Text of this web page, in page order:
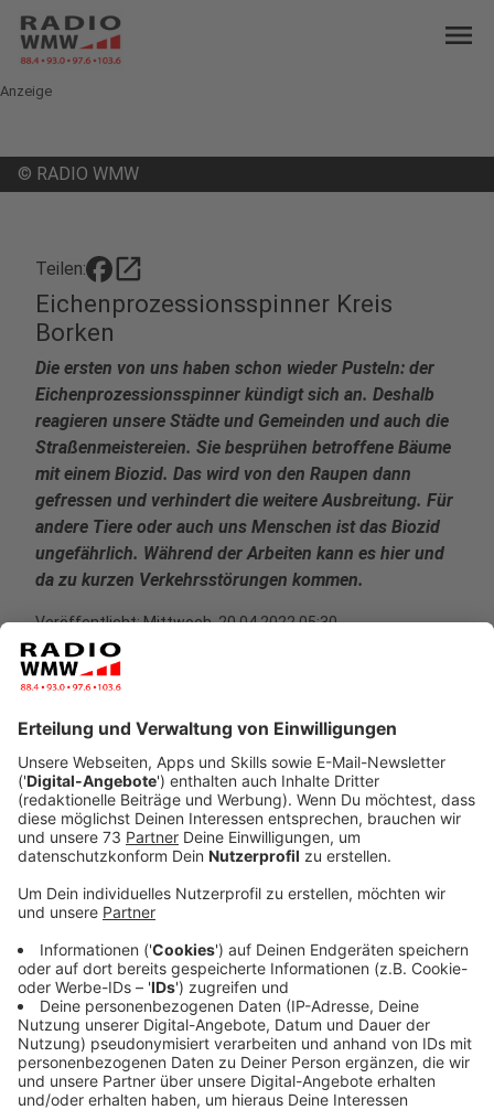
menu
Anzeige
© RADIO WMW
Teilen: open_in_new
Eichenprozessionsspinner Kreis
Borken
Die ersten von uns haben schon wieder Pusteln: der
Eichenprozessionsspinner kündigt sich an. Deshalb
reagieren unsere Städte und Gemeinden und auch die
Straßenmeistereien. Sie besprühen betroffene Bäume
mit einem Biozid. Das wird von den Raupen dann
gefressen und verhindert die weitere Ausbreitung. Für
andere Tiere oder auch uns Menschen ist das Biozid
ungefährlich. Während der Arbeiten kann es hier und
da zu kurzen Verkehrsstörungen kommen.
Veröffentlicht:Mittwoch, 20.04.2022 05:30
Anzeige
Ab Mitte April beginnt die Raupenzeit des
Eichenprozessionsspinners
Anzeige
Die Straßen.NRW-Regionalniederlassung Münsterland
Eichenprozessionsspinners an Bundes- und
Landesstraßen neben dem herkömmlichen
Absuchen/Absaugen wieder das Aufsprühen eines
Biozids (Wirkstoff: Bazillus Thuringiensis) auf
befallene Bäume vor. Bei dem Biozid handelt es sich
um eine Bakterium, dieses wird über die benetzten